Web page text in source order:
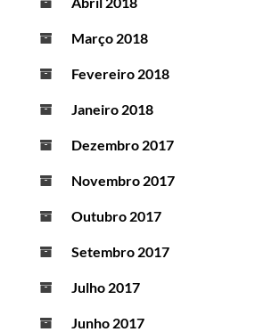
Março 2018
Fevereiro 2018
Janeiro 2018
Dezembro 2017
Novembro 2017
Outubro 2017
Setembro 2017
Julho 2017
Junho 2017